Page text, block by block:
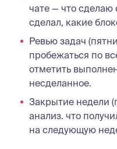
чате — что сделаю
сделал, какие
Ревью задач
пробежаться по
отметить
несделанное.
Закрытие недели
анализ. что
на следующую